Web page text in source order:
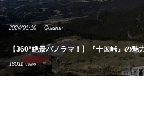
2024/01/10 Column
【360°絶景パノラマ！】『十国峠』の魅
18011 view